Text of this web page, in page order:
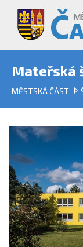
Mateřská
MĚSTSKÁ ČÁST